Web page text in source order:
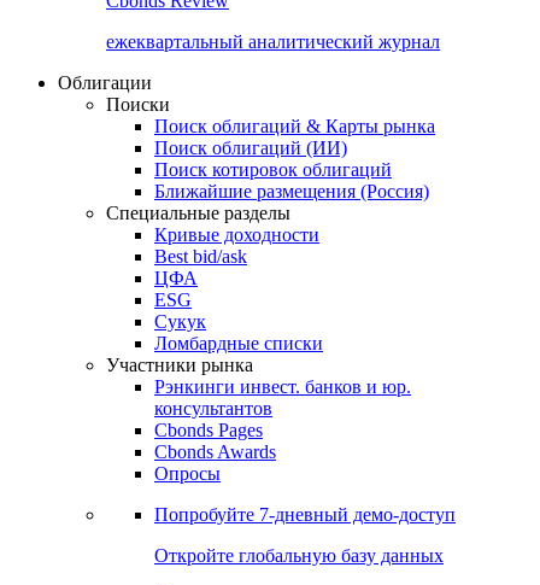
Cbonds Review
ежеквартальный аналитический журнал
Облигации
Поиски
Поиск облигаций & Карты рынка
Поиск облигаций (ИИ)
Поиск котировок облигаций
Ближайшие размещения (Россия)
Специальные разделы
Кривые доходности
Best bid/ask
ЦФА
ESG
Сукук
Ломбардные списки
Участники рынка
Рэнкинги инвест. банков и юр.
Cbonds Pages
Опросы